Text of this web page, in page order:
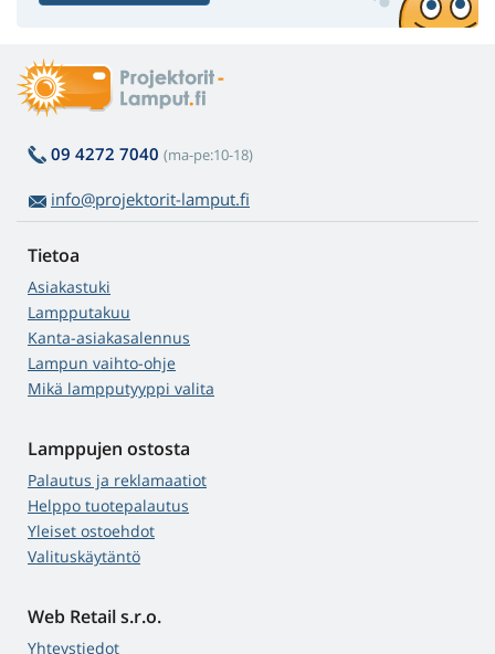
09 4272 7040 (ma-pe:10-18)
info@projektorit-lamput.fi
Tietoa
Asiakastuki
Lampputakuu
Kanta-asiakasalennus
Lampun vaihto-ohje
Mikä lampputyyppi valita
Lamppujen ostosta
Palautus ja reklamaatiot
Helppo tuotepalautus
Yleiset ostoehdot
Valituskäytäntö
Web Retail s.r.o.
Yhteystiedot